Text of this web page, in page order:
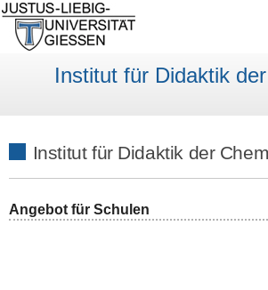
Institut für Didaktik
Institut für Didaktik der
Angebot für Schulen